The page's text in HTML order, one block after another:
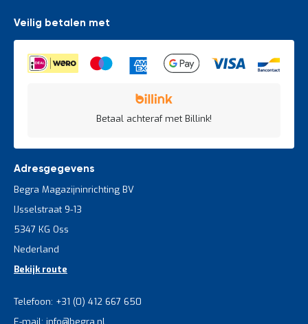
Veilig betalen met
Betaal achteraf met Billink!
Adresgegevens
Begra Magazijninrichting BV
IJsselstraat 9-13
5347 KG Oss
Nederland
Bekijk route
Telefoon: +31 (0) 412 667 650
E-mail: info@begra.nl